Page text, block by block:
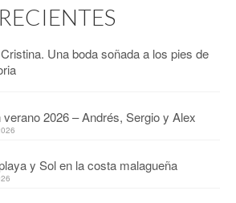
Una boda soñada a los pies de
verano 2026 – Andrés, Sergio y Alex
y Sol en la costa malagueña